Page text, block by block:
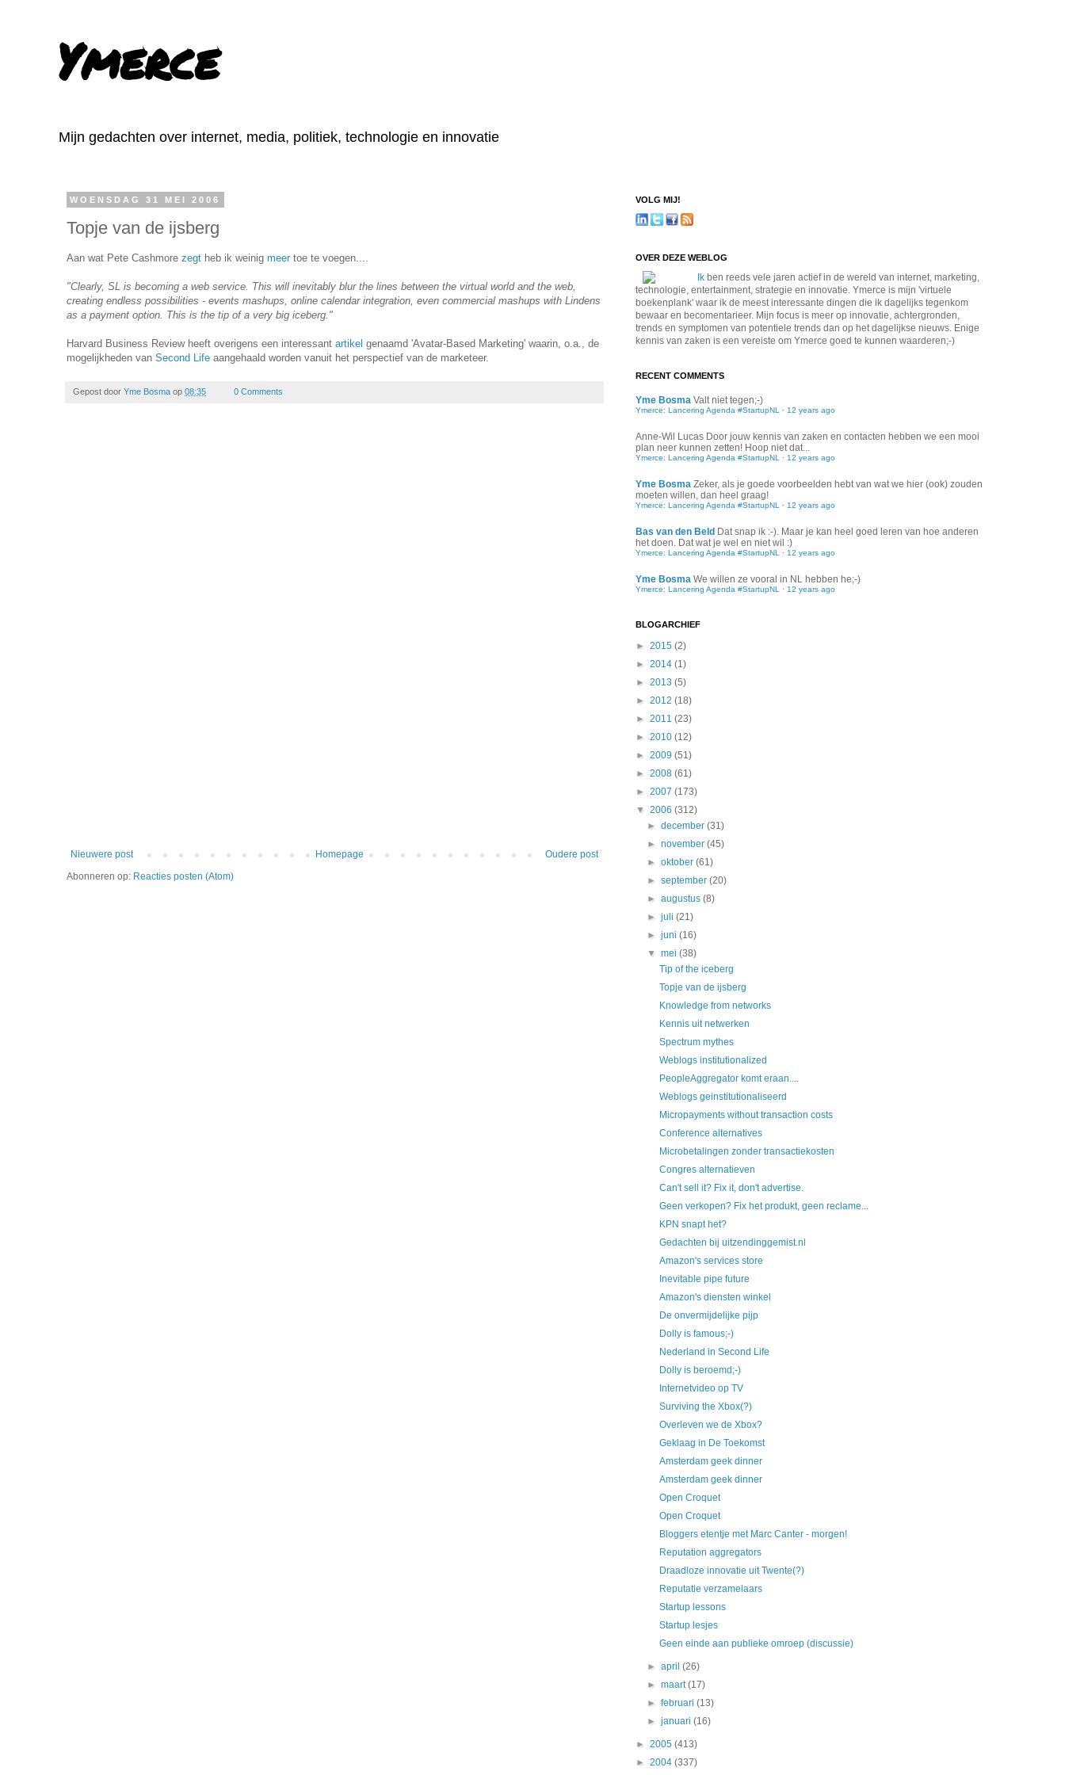
Ymerce
Mijn gedachten over internet, media, politiek, technologie en innovatie
WOENSDAG 31 MEI 2006
Topje van de ijsberg
Aan wat Pete Cashmore zegt heb ik weinig meer toe te voegen....
"Clearly, SL is becoming a web service. This will inevitably blur the lines between the virtual world and the web,
creating endless possibilities - events mashups, online calendar integration, even commercial mashups with Lindens
as a payment option. This is the tip of a very big iceberg."
Harvard Business Review heeft overigens een interessant artikel genaamd 'Avatar-Based Marketing' waarin, o.a., de
mogelijkheden van Second Life aangehaald worden vanuit het perspectief van de marketeer.
Gepost door Yme Bosma op 08:35 0 Comments
Nieuwere post Oudere post
Homepage
Abonneren op: Reacties posten (Atom)
VOLG MIJ!
OVER DEZE WEBLOG
Ik ben reeds vele jaren actief in de wereld van internet, marketing,
technologie, entertainment, strategie en innovatie. Ymerce is mijn 'virtuele
boekenplank' waar ik de meest interessante dingen die ik dagelijks tegenkom
bewaar en becomentarieer. Mijn focus is meer op innovatie, achtergronden,
trends en symptomen van potentiele trends dan op het dagelijkse nieuws. Enige
kennis van zaken is een vereiste om Ymerce goed te kunnen waarderen;-)
RECENT COMMENTS
Yme Bosma Valt niet tegen;-)
Ymerce: Lancering Agenda #StartupNL · 12 years ago
Anne-Wil Lucas Door jouw kennis van zaken en contacten hebben we een mooi
plan neer kunnen zetten! Hoop niet dat...
Ymerce: Lancering Agenda #StartupNL · 12 years ago
Yme Bosma Zeker, als je goede voorbeelden hebt van wat we hier (ook) zouden
moeten willen, dan heel graag!
Ymerce: Lancering Agenda #StartupNL · 12 years ago
Bas van den Beld Dat snap ik :-). Maar je kan heel goed leren van hoe anderen
het doen. Dat wat je wel en niet wil :)
Ymerce: Lancering Agenda #StartupNL · 12 years ago
Yme Bosma We willen ze vooral in NL hebben he;-)
Ymerce: Lancering Agenda #StartupNL · 12 years ago
BLOGARCHIEF
► 2015 (2)
► 2014 (1)
► 2013 (5)
► 2012 (18)
► 2011 (23)
► 2010 (12)
► 2009 (51)
► 2008 (61)
► 2007 (173)
▼ 2006 (312)
►december(31)
►november(45)
►oktober(61)
►september(20)
►augustus(8)
►juli(21)
►juni(16)
▼mei(38)
Tip of the iceberg
Topje van de ijsberg
Knowledge from networks
Kennis uit netwerken
Spectrum mythes
Weblogs institutionalized
PeopleAggregator komt eraan....
Weblogs geinstitutionaliseerd
Micropayments without transaction costs
Conference alternatives
Microbetalingen zonder transactiekosten
Congres alternatieven
Can't sell it? Fix it, don't advertise.
Geen verkopen? Fix het produkt, geen reclame...
KPN snapt het?
Gedachten bij uitzendinggemist.nl
Amazon's services store
Inevitable pipe future
Amazon's diensten winkel
De onvermijdelijke pijp
Dolly is famous;-)
Nederland in Second Life
Dolly is beroemd;-)
Internetvideo op TV
Surviving the Xbox(?)
Overleven we de Xbox?
Geklaag in De Toekomst
Amsterdam geek dinner
Amsterdam geek dinner
Open Croquet
Open Croquet
Bloggers etentje met Marc Canter - morgen!
Reputation aggregators
Draadloze innovatie uit Twente(?)
Reputatie verzamelaars
Startup lessons
Startup lesjes
Geen einde aan publieke omroep (discussie)
►april(26)
►maart(17)
►februari(13)
►januari(16)
► 2005 (413)
► 2004 (337)